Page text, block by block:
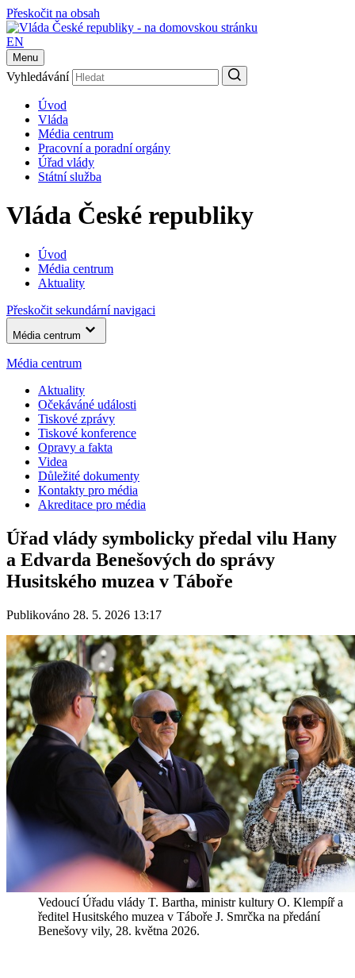
Přeskočit na obsah
EN
Menu
Vyhledávání
Úvod
Vláda
Média centrum
Pracovní a poradní orgány
Úřad vlády
Státní služba
Vláda České republiky
Úvod
Média centrum
Aktuality
Přeskočit sekundární navigaci
Média centrum
Média centrum
Aktuality
Očekáváné události
Tiskové zprávy
Tiskové konference
Opravy a fakta
Videa
Důležité dokumenty
Kontakty pro média
Akreditace pro média
Úřad vlády symbolicky předal vilu Hany
a Edvarda Benešových do správy
Husitského muzea v Táboře
Publikováno 28. 5. 2026 13:17
Vedoucí Úřadu vlády T. Bartha, ministr kultury O. Klempíř a
ředitel Husitského muzea v Táboře J. Smrčka na předání
Benešovy vily, 28. května 2026.